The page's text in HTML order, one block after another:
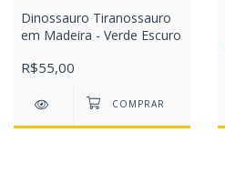
Dinossauro Tiranossauro
em Madeira - Verde Escuro
R$55,00